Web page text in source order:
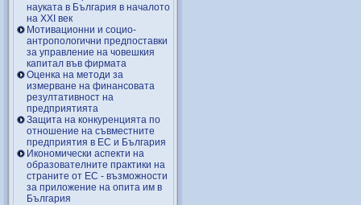
науката в България в началото
на ХХІ век
Мотивационни и социо-
антропологични предпоставки
за управление на човешкия
капитал във фирмата
Оценка на методи за
измерване на финансовата
резултативност на
предприятията
Защита на конкуренцията по
отношение на съвместните
предприятия в ЕС и България
Икономически аспекти на
образователните практики на
страните от ЕС - възможности
за приложение на опита им в
България